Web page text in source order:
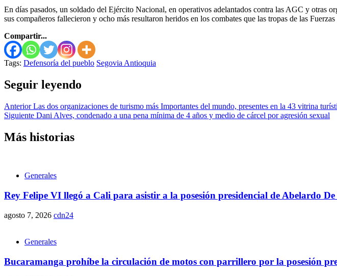
En días pasados, un soldado del Ejército Nacional, en operativos adelantados contra las AGC y otras
sus compañeros fallecieron y ocho más resultaron heridos en los combates que las tropas de las
Compartir...
Tags: Defensoría del pueblo Segovia Antioquia
Seguir leyendo
AnteriorLas dos organizaciones de turismo más Importantes del mundo, presentes en la 43 vitrina
Siguiente Dani Alves, condenado a una pena mínima de 4 años y medio de cárcel por agresión sexual
Más historias
Generales
Rey Felipe VI llegó a Cali para asistir a la posesión presidencial de Abelardo
agosto 7, 2026 cdn24
Generales
Bucaramanga prohíbe la circulación de motos con parrillero por la posesión